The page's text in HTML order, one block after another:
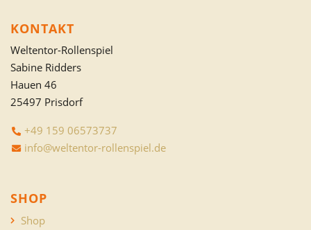
KONTAKT
Weltentor-Rollenspiel
Sabine Ridders
Hauen 46
25497 Prisdorf
+49 159 06573737
info@weltentor-rollenspiel.de
SHOP
Shop